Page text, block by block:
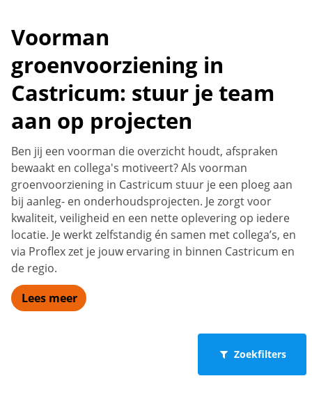
Voorman
groenvoorziening in
Castricum: stuur je team
aan op projecten
Ben jij een voorman die overzicht houdt, afspraken
bewaakt en collega's motiveert? Als voorman
groenvoorziening in Castricum stuur je een ploeg aan
bij aanleg- en onderhoudsprojecten. Je zorgt voor
kwaliteit, veiligheid en een nette oplevering op iedere
locatie. Je werkt zelfstandig én samen met collega’s, en
via Proflex zet je jouw ervaring in binnen Castricum en
de regio.
Lees meer
Zoekfilters